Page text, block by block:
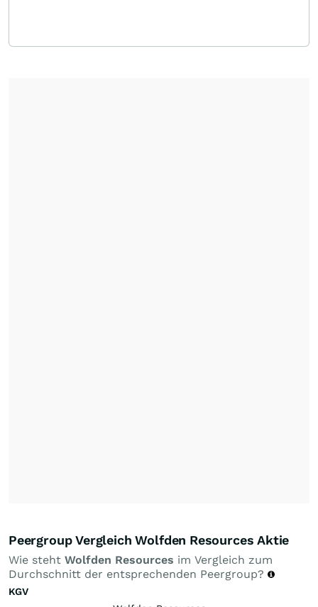
Peergroup Vergleich Wolfden Resources Aktie
Wie steht Wolfden Resources im Vergleich zum
Durchschnitt der entsprechenden Peergroup?
KGV